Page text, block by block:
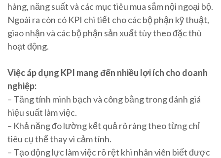
hàng, năng suất và các mục tiêu mua sắm nội ngoại bộ.
Ngoài ra còn có KPI chi tiết cho các bộ phận kỹ thuật,
giao nhận và các bộ phận sản xuất tùy theo đặc thù
hoạt động.
Việc áp dụng KPI mang đến nhiều lợi ích cho doanh
nghiệp:
– Tăng tính minh bạch và công bằng trong đánh giá
hiệu suất làm việc.
– Khả năng đo lường kết quả rõ ràng theo từng chỉ
tiêu cụ thể thay vì cảm tính.
– Tạo động lực làm việc rõ rệt khi nhân viên biết được